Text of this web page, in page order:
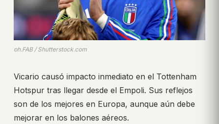
ph.FAB / Shutterstock.com
Vicario causó impacto inmediato en el Tottenham
Hotspur tras llegar desde el Empoli. Sus reflejos
son de los mejores en Europa, aunque aún debe
mejorar en los balones aéreos.